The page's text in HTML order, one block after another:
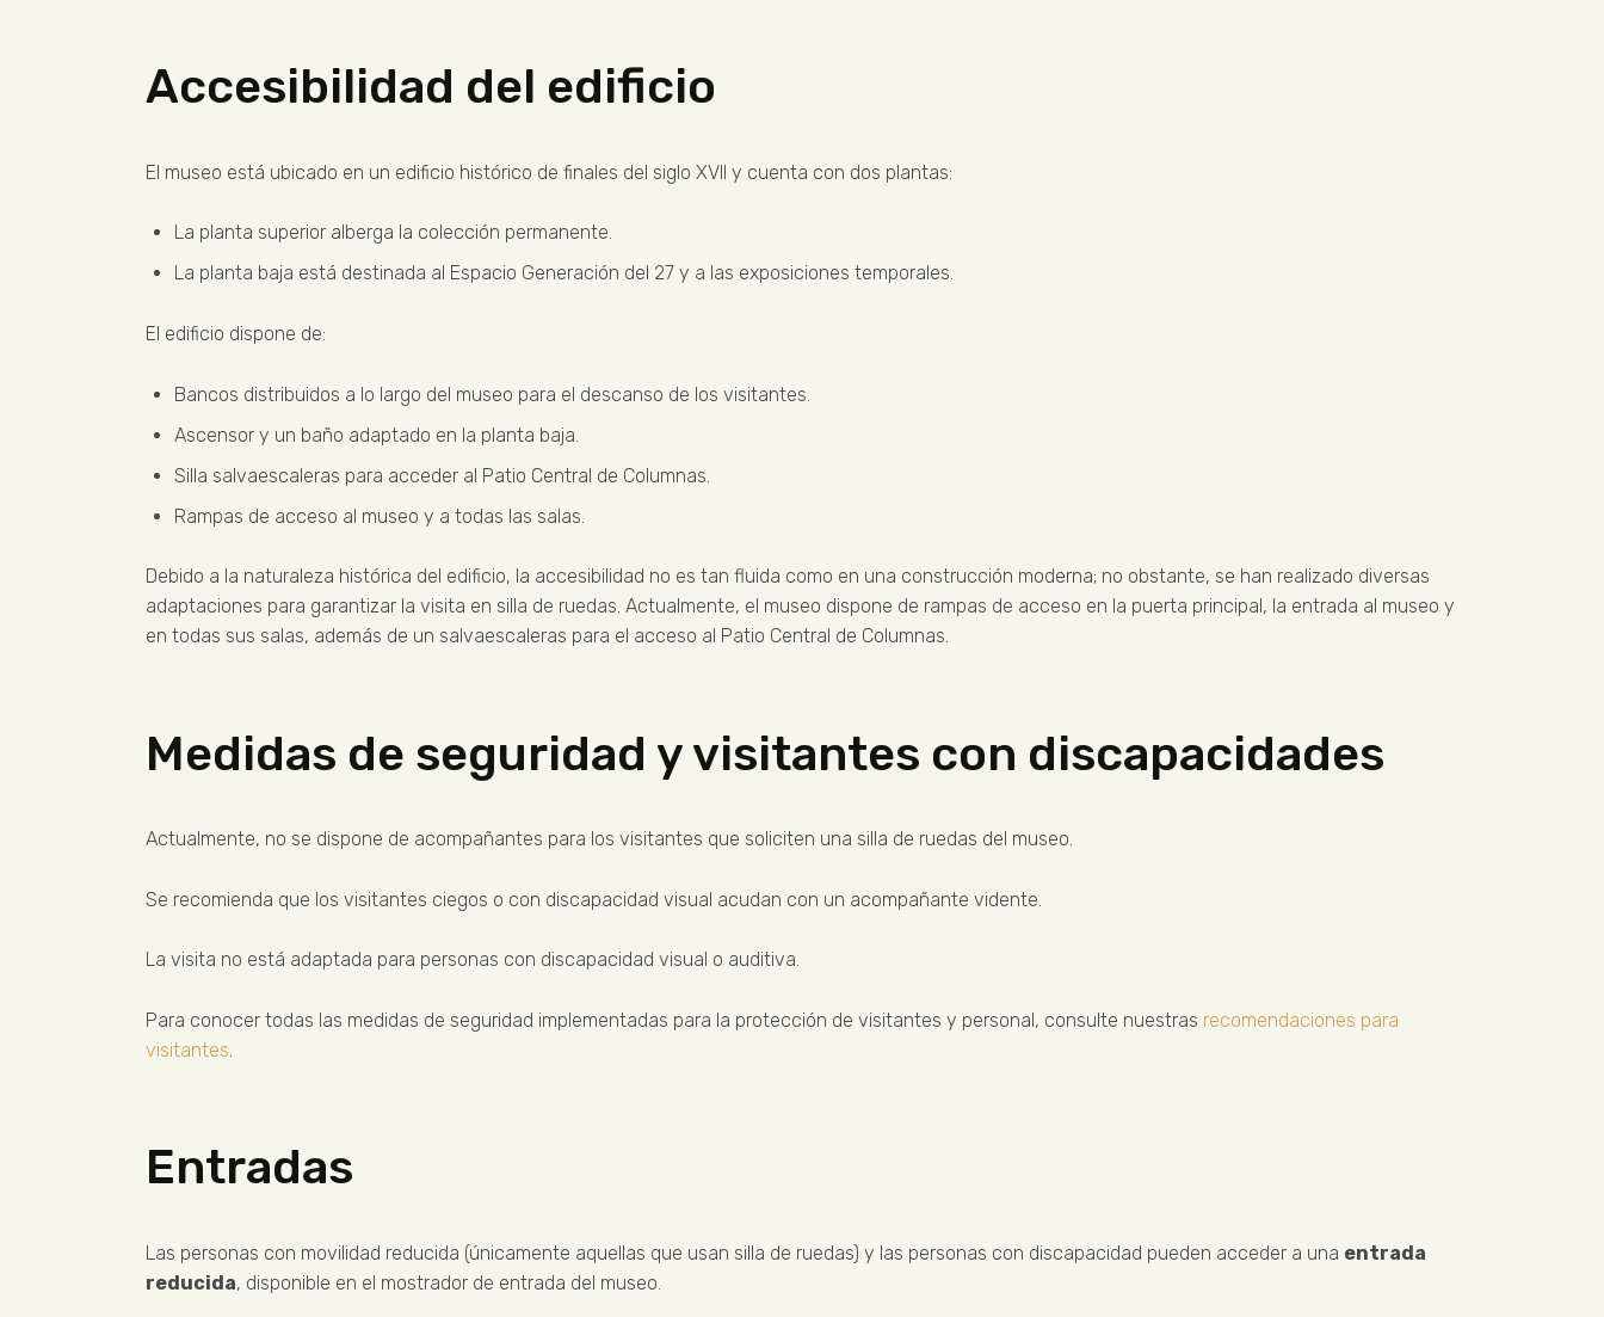
Accesibilidad del edificio
El museo está ubicado en un edificio histórico de finales del siglo XVII y cuenta con dos plantas:
La planta superior alberga la colección permanente.
La planta baja está destinada al Espacio Generación del 27 y a las exposiciones temporales.
El edificio dispone de:
Bancos distribuidos a lo largo del museo para el descanso de los visitantes.
Ascensor y un baño adaptado en la planta baja.
Silla salvaescaleras para acceder al Patio Central de Columnas.
Rampas de acceso al museo y a todas las salas.
Debido a la naturaleza histórica del edificio, la accesibilidad no es tan fluida como en una construcción moderna; no obstante, se han realizado diversas
adaptaciones para garantizar la visita en silla de ruedas. Actualmente, el museo dispone de rampas de acceso en la puerta principal, la entrada al museo y
en todas sus salas, además de un salvaescaleras para el acceso al Patio Central de Columnas.
Medidas de seguridad y visitantes con discapacidades
Actualmente, no se dispone de acompañantes para los visitantes que soliciten una silla de ruedas del museo.
Se recomienda que los visitantes ciegos o con discapacidad visual acudan con un acompañante vidente.
La visita no está adaptada para personas con discapacidad visual o auditiva.
Para conocer todas las medidas de seguridad implementadas para la protección de visitantes y personal, consulte nuestras recomendaciones para
visitantes
Entradas
Las personas con movilidad reducida (únicamente aquellas que usan silla de ruedas) y las personas con discapacidad pueden acceder a una entrada
reducida, disponible en el mostrador de entrada del museo.